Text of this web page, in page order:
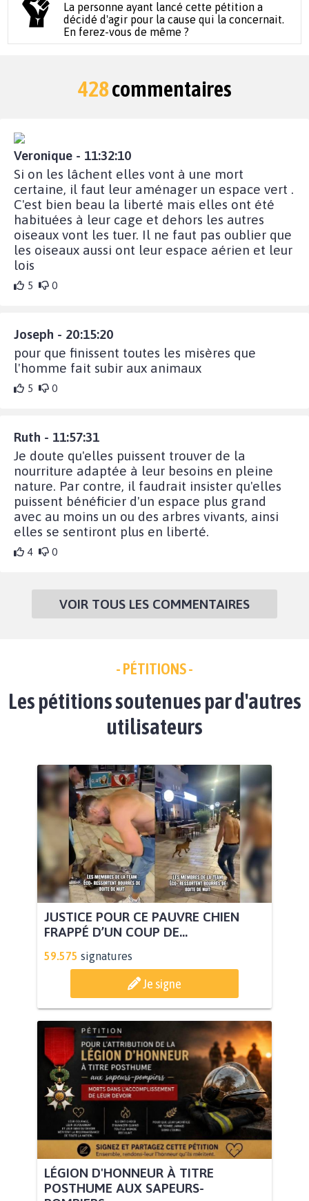
La personne ayant lancé cette pétition a
décidé d'agir pour la cause qui la concernait.
En ferez-vous de même ?
428commentaires
Veronique - 11:32:10
Si on les lâchent elles vont à une mort
certaine, il faut leur aménager un espace vert .
C'est bien beau la liberté mais elles ont été
habituées à leur cage et dehors les autres
oiseaux vont les tuer. Il ne faut pas oublier que
les oiseaux aussi ont leur espace aérien et leur
lois
5 0
Joseph - 20:15:20
pour que finissent toutes les misères que
l'homme fait subir aux animaux
5 0
Ruth - 11:57:31
Je doute qu'elles puissent trouver de la
nourriture adaptée à leur besoins en pleine
nature. Par contre, il faudrait insister qu'elles
puissent bénéficier d'un espace plus grand
avec au moins un ou des arbres vivants, ainsi
elles se sentiront plus en liberté.
4 0
VOIR TOUS LES COMMENTAIRES
- PÉTITIONS -
Les pétitions soutenues par d'autres
utilisateurs
JUSTICE POUR CE PAUVRE CHIEN
FRAPPÉ D’UN COUP DE...
59.575 signatures
Je signe
LÉGION D'HONNEUR À TITRE
POSTHUME AUX SAPEURS-